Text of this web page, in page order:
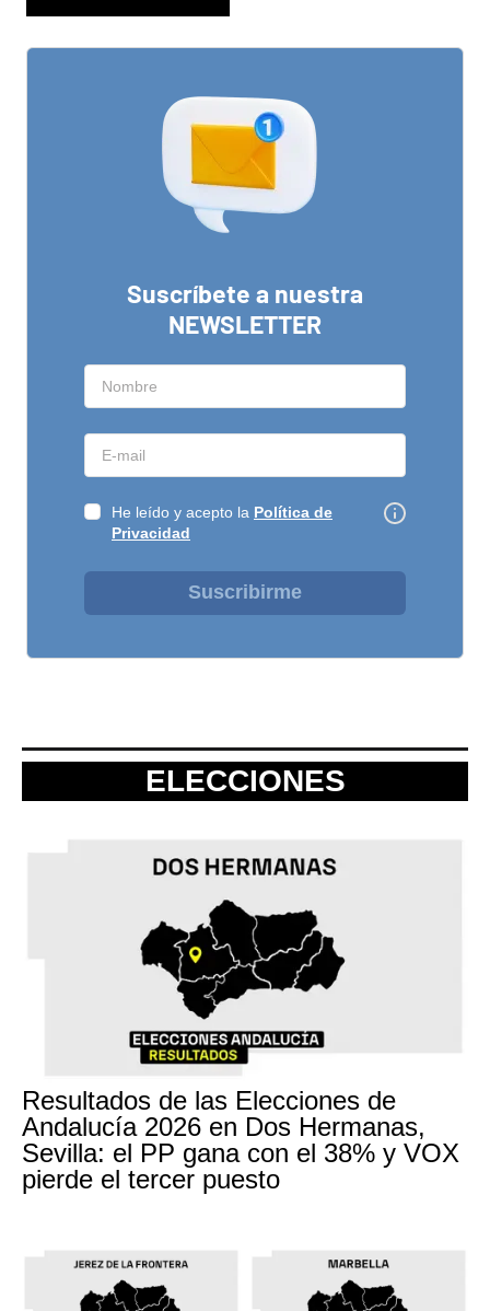
Suscríbete a nuestra
NEWSLETTER
He leído y acepto la Política de
Privacidad
Suscribirme
ELECCIONES
Resultados de las Elecciones de
Andalucía 2026 en Dos Hermanas,
Sevilla: el PP gana con el 38% y VOX
pierde el tercer puesto